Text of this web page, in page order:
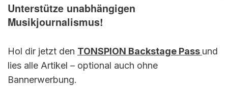
Unterstütze unabhängigen
Musikjournalismus!
Hol dir jetzt den TONSPION Backstage Pass und
lies alle Artikel – optional auch ohne
Bannerwerbung.